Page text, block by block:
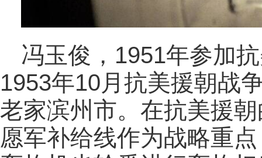
冯玉俊，1951年参加
1953年10月抗美援朝战
老家滨州市。在抗美援
愿军补给线作为战略重